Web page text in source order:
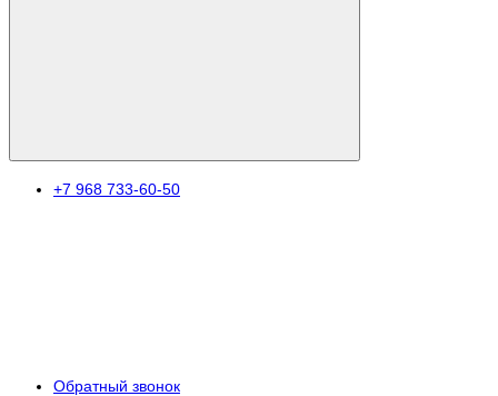
+7 968 733-60-50
Обратный звонок